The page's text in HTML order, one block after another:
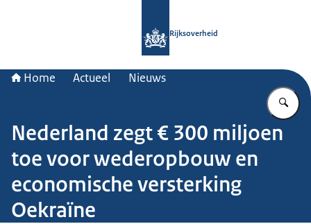
Rijksoverheid
Home Actueel Nieuws
Nederland zegt € 300 miljoen
toe voor wederopbouw en
economische versterking
Oekraïne